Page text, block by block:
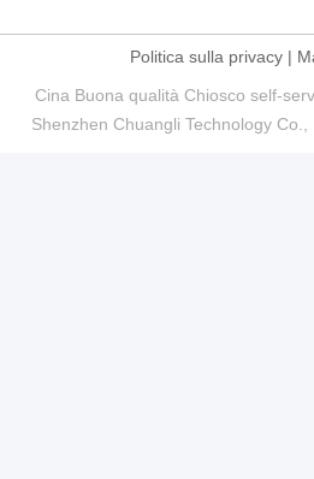
Politica sulla privacy |
Cina Buona qualità Chiosco self-
Shenzhen Chuangli Technology Co.,